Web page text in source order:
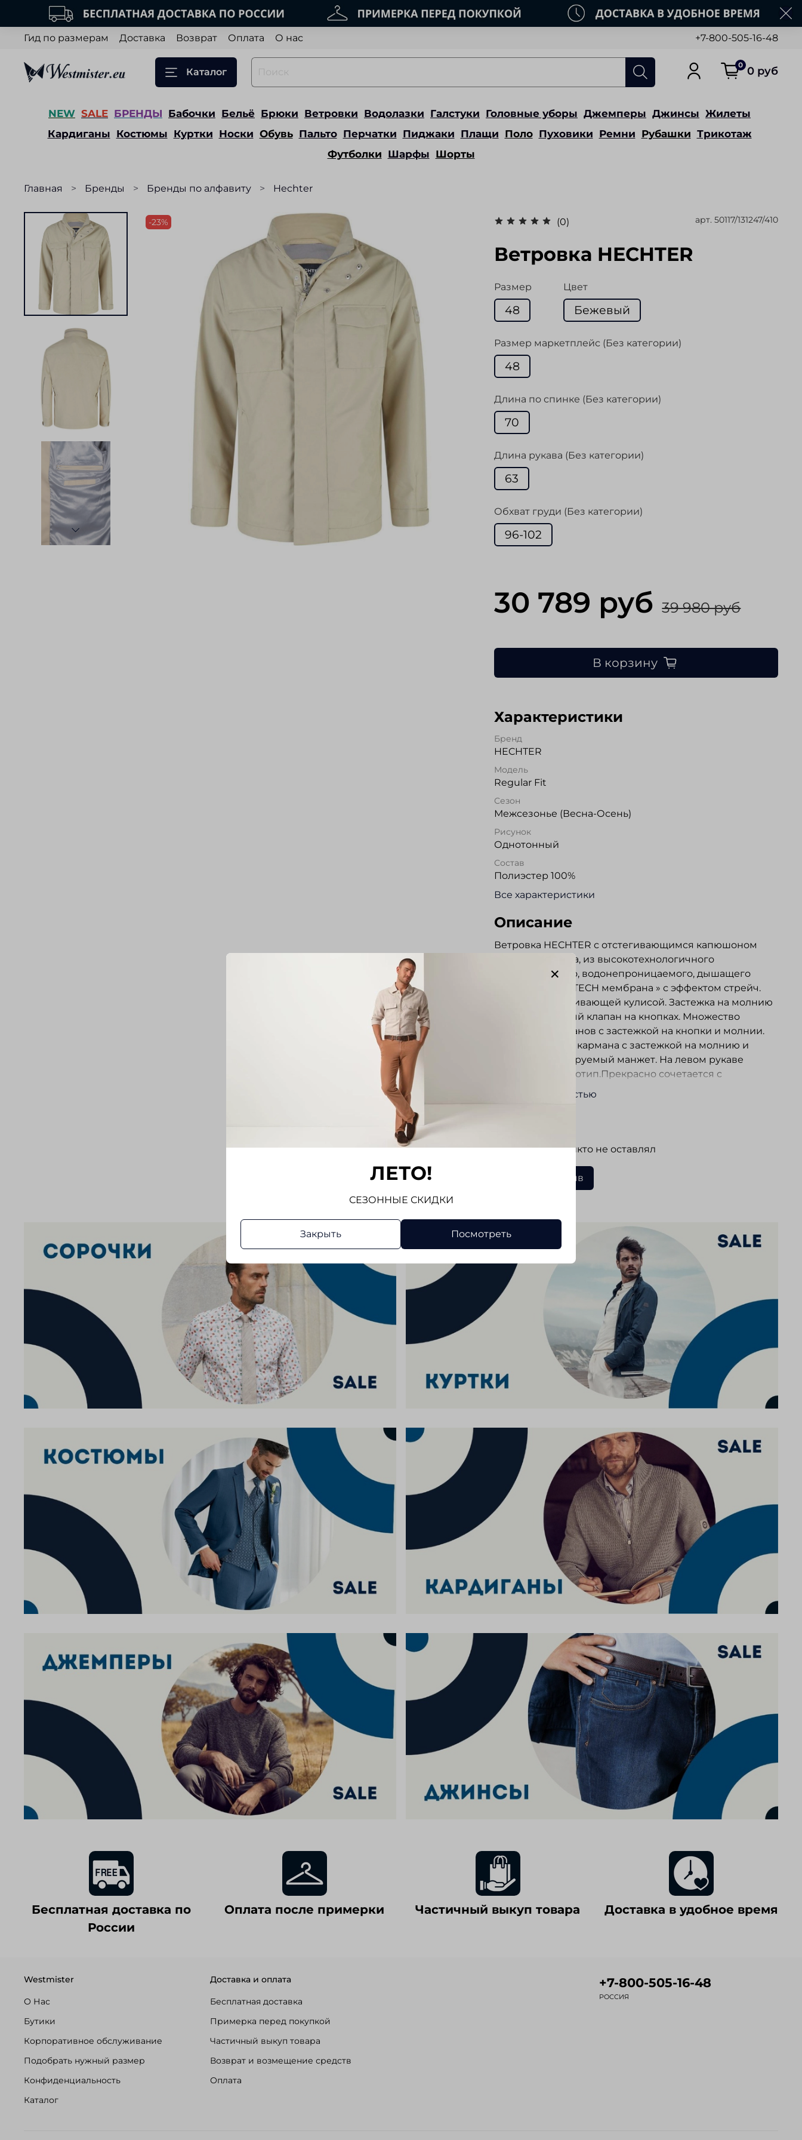
Гид по размерам Доставка Возврат Оплата О нас +7-800-505-16-48
Каталог
0 0 руб
NEW SALE БРЕНДЫ Бабочки Бельё Брюки Ветровки Водолазки Галстуки Головные уборы Джемперы Джинсы Жилеты
Кардиганы Костюмы Куртки Носки Обувь Пальто Перчатки Пиджаки Плащи Поло Пуховики Ремни Рубашки Трикотаж
Футболки Шарфы Шорты
Главная Бренды Бренды по алфавиту Hechter
-23% (0) арт. 50117/131247/410
Ветровка HECHTER
Размер
48
Цвет
Бежевый
Размер маркетплейс (Без категории)
48
Длина по спинке (Без категории)
70
Длина рукава (Без категории)
63
Обхват груди (Без категории)
96-102
30 789 руб 39 980 руб
В корзину
Характеристики
Бренд
HECHTER
Модель
Regular Fit
Сезон
Межсезонье (Весна-Осень)
Рисунок
Однотонный
Состав
Полиэстер 100%
Все характеристики
Описание
Ветровка HECHTER с отстегивающимся капюшоном
прямого силуэта, из высокотехнологичного
ветрозащитного, водонепроницаемого, дышащего
материала «H-XTECH мембрана » с эффектом стрейч.
Капюшон с утягивающей кулисой. Застежка на молнию
и ветрозащитный клапан на кнопках. Множество
наружных карманов с застежкой на кнопки и молнии.
Три внутренних кармана с застежкой на молнию и
липучку. Регулируемый манжет. На левом рукаве
фирменный логотип.Прекрасно сочетается с
Показать полностью
Отзывов еще никто не оставлял
Написать отзыв
Бесплатная доставка по
России
Оплата после примерки Частичный выкуп товара Доставка в удобное время
Westmister
О Нас
Бутики
Корпоративное обслуживание
Подобрать нужный размер
Конфиденциальность
Каталог
Доставка и оплата
Бесплатная доставка
Примерка перед покупкой
Частичный выкуп товара
Возврат и возмещение средств
Оплата
+7-800-505-16-48
РОССИЯ
ЛЕТО!
СЕЗОННЫЕ СКИДКИ
Закрыть Посмотреть